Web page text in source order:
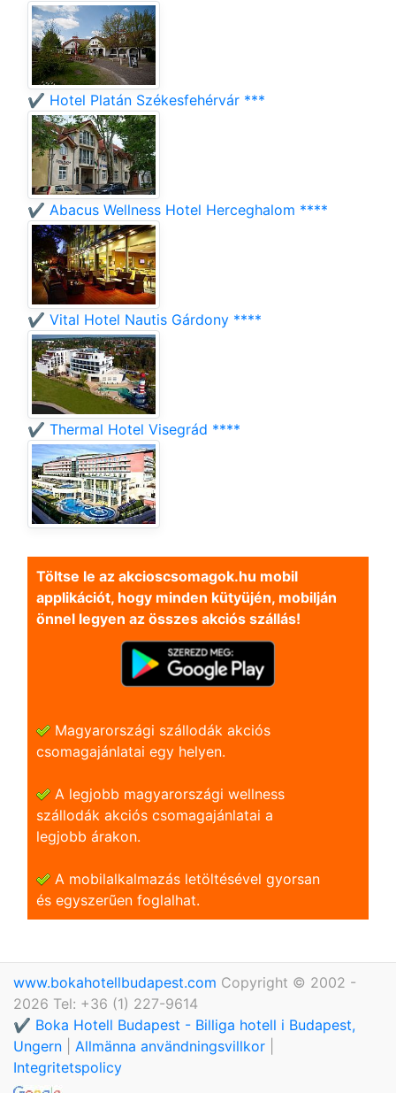
✔️ Hotel Platán Székesfehérvár ***
✔️ Abacus Wellness Hotel Herceghalom ****
✔️ Vital Hotel Nautis Gárdony ****
✔️ Thermal Hotel Visegrád ****
Töltse le az akcioscsomagok.hu mobil
applikációt, hogy minden kütyüjén, mobilján
önnel legyen az összes akciós szállás!
Magyarországi szállodák akciós
csomagajánlatai egy helyen.
A legjobb magyarországi wellness
szállodák akciós csomagajánlatai a
legjobb árakon.
A mobilalkalmazás letöltésével gyorsan
és egyszerũen foglalhat.
www.bokahotellbudapest.com Copyright © 2002 -
2026 Tel: +36 (1) 227-9614
✔️ Boka Hotell Budapest - Billiga hotell i Budapest,
Ungern
Allmänna användningsvillkor
Integritetspolicy